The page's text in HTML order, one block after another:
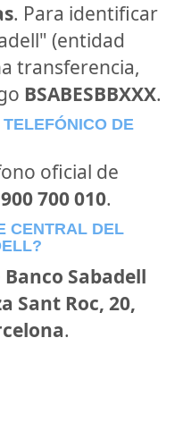
. Para identificar
(entidad
transferencia,
BSABESBBXXX.
DE
oficial de
900 700 010.
CENTRAL DEL
Banco Sabadell
Sant Roc, 20,
.